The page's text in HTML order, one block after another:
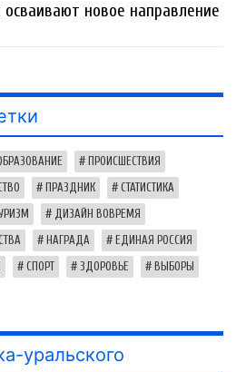
осваивают новое направление
ПРОИСШЕСТВИЯ
ПРАЗДНИК СТАТИСТИКА
ДИЗАЙН ВОВРЕМЯ
НАГРАДА ЕДИНАЯ РОССИЯ
СПОРТ ЗДОРОВЬЕ ВЫБОРЫ
уральского